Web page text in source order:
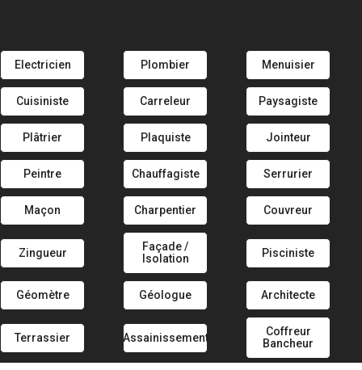
Electricien Plombier Menuisier
Cuisiniste Carreleur Paysagiste
Plâtrier Plaquiste Jointeur
Peintre Chauffagiste Serrurier
Maçon Charpentier Couvreur
Zingueur
Façade /
Isolation
Pisciniste
Géomètre Géologue Architecte
Terrassier Assainissement
Coffreur
Bancheur